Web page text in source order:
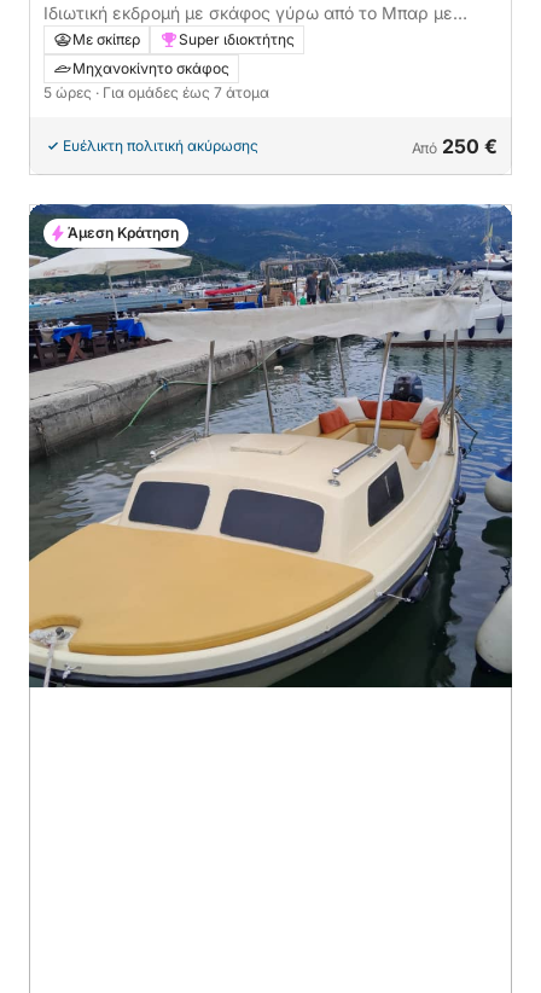
Ιδιωτική εκδρομή με σκάφος γύρω από το Μπαρ με
μηχανοκίνητο σκάφος
Με σκίπερ
Super ιδιοκτήτης
Μηχανοκίνητο σκάφος
5 ώρες · Για ομάδες έως 7 άτομα
Ευέλικτη πολιτική ακύρωσης Από 250 €
Άμεση Κράτηση